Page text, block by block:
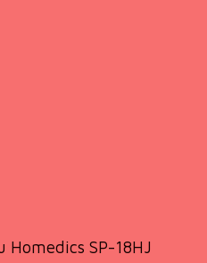
Homedics SP-18HJ